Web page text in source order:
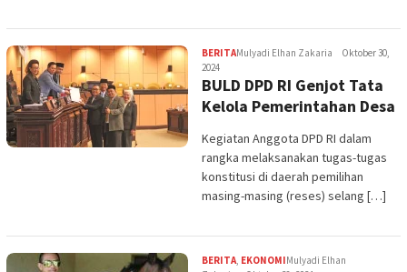
BERITAMulyadi Elhan Zakaria
Oktober 30,
2024
BULD DPD RI Genjot Tata
Kelola Pemerintahan Desa
Kegiatan Anggota DPD RI dalam
rangka melaksanakan tugas-tugas
konstitusi di daerah pemilihan
masing-masing (reses) selang […]
BERITA, EKONOMIMulyadi Elhan